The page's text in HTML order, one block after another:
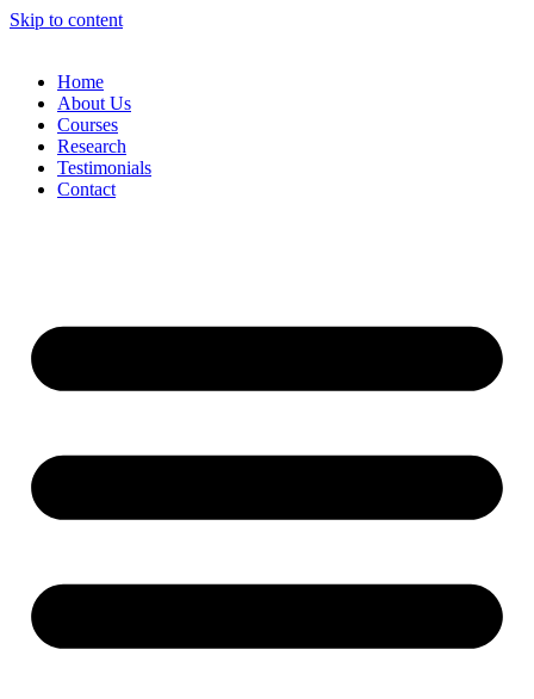
Skip to content
Home
About Us
Courses
Research
Testimonials
Contact